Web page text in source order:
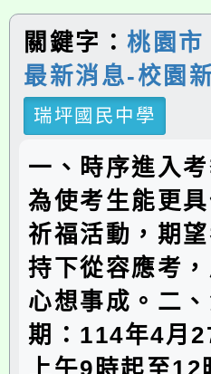
關鍵字：桃園市
最新消息-校園
瑞坪國民中學
一、時序進入
為使考生能更
祈福活動，期
持下從容應考
心想事成。二
期：114年4月
上午9時起至